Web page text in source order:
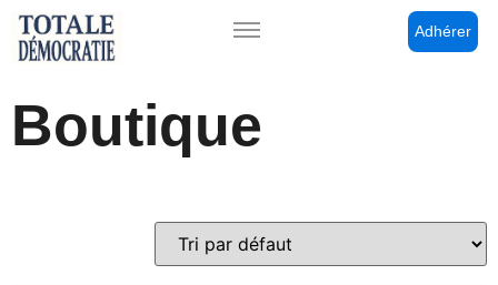
Adhérer
Boutique